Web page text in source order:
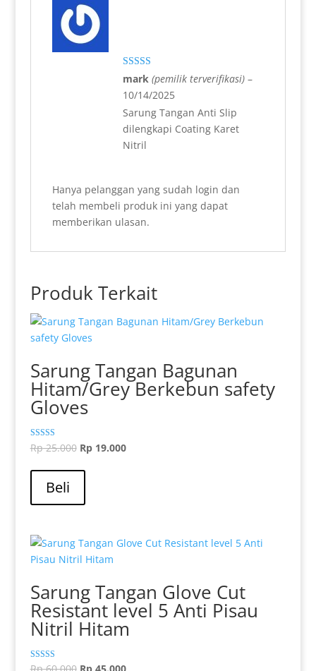
Dinilai5
dari 5
mark (pemilik terverifikasi) –
10/14/2025
Sarung Tangan Anti Slip
dilengkapi Coating Karet
Nitril
Hanya pelanggan yang sudah login dan
telah membeli produk ini yang dapat
memberikan ulasan.
Produk Terkait
Sarung Tangan Bagunan
Hitam/Grey Berkebun safety
Gloves
Dinilai
5.00
Rp25.000 Harga
Rp19.000Harga
Beli
Sarung Tangan Glove Cut
Resistant level 5 Anti Pisau
Nitril Hitam
Dinilai
Harga
Harga